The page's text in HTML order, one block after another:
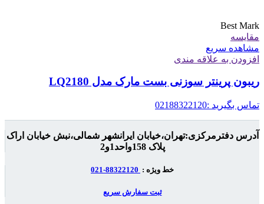
Best Mark
مقایسه
مشاهده سریع
افزودن به علاقه مندی
ریبون پرینتر سوزنی بست مارک مدل LQ2180
تماس بگیرید :02188322120
آدرس دفترمرکزی:تهران،خیابان ایرانشهر شمالی،نبش خیابان اراک
پلاک 158واحد1و2
خط ویژه :
ثبت سفارش سریع